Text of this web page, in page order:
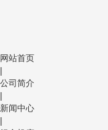
网站首页
|
公司简介
|
新闻中心
|